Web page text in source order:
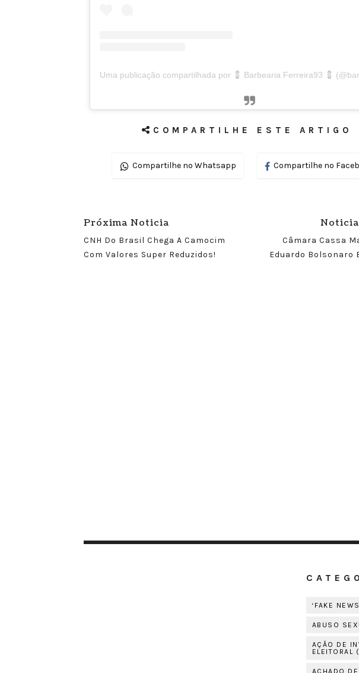
COMPARTILHE ESTE ARTIGO
Compartilhe no Whatsapp Compartilhe no
Próxima Noticia
CNH Do Brasil Chega A Camocim
Com Valores Super Reduzidos!
Câmara Cassa
Eduardo Bolsonaro
‘FAKE
ABUSO
AÇÃO DE
ELEITORAL
ACHADO